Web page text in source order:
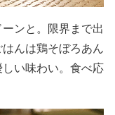
ンと。限界まで出
んは鶏そぼろあん
い味わい。食べ応